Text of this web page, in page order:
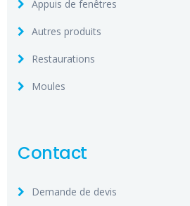
Appuis de fenêtres
Autres produits
Restaurations
Moules
Contact
Demande de devis